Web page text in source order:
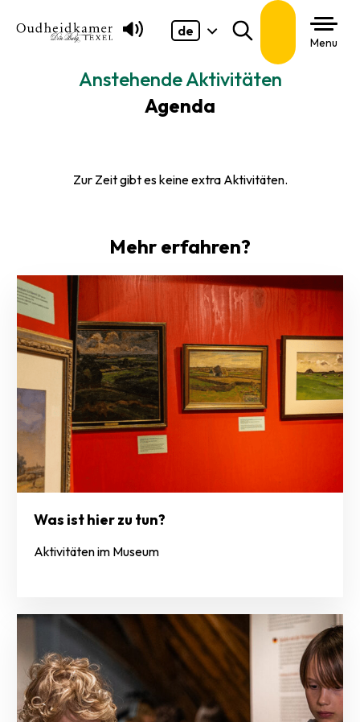
de
Menu
Anstehende Aktivitäten
Agenda
Zur Zeit gibt es keine extra Aktivitäten.
Mehr erfahren?
Was ist hier zu tun?
Aktivitäten im Museum